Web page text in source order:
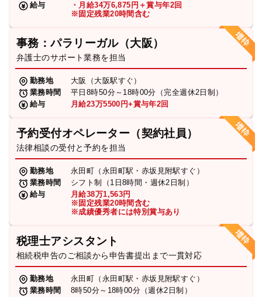
給与
・月給34万6,875円＋賞与年2回
※固定残業20時間含む
事務：パラリーガル（大阪）
弁護士のサポート業務を担当
勤務地
大阪（大阪駅すぐ）
業務時間
平日8時50分～18時00分（完全週休2日制）
給与
月給23万5500円+賞与年2回
予約受付オペレーター（契約社員）
法律相談の受付と予約を担当
勤務地
永田町（永田町駅・赤坂見附駅すぐ）
業務時間
シフト制（1日8時間・週休2日制）
給与
月給38万1,563円
※固定残業20時間含む
※成績優秀者には特別賞与あり
税理士アシスタント
相続税申告のご相談から申告書提出まで一貫対応
勤務地
永田町（永田町駅・赤坂見附駅すぐ）
業務時間
8時50分～18時00分（週休2日制）
求人採用
お知らせ
特設サイト
相談先情報サイト
プライバシーポリシー
TikTok受賞 定義集 動画集